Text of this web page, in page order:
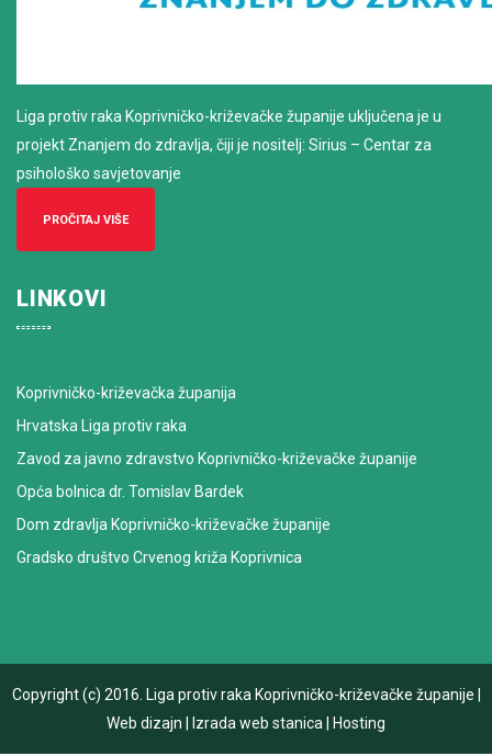
Liga protiv raka Koprivničko-križevačke županije uključena je u
projekt Znanjem do zdravlja, čiji je nositelj: Sirius – Centar za
psihološko savjetovanje
PROČITAJ VIŠE
LINKOVI
Koprivničko-križevačka županija
Hrvatska Liga protiv raka
Zavod za javno zdravstvo Koprivničko-križevačke županije
Opća bolnica dr. Tomislav Bardek
Dom zdravlja Koprivničko-križevačke županije
Gradsko društvo Crvenog križa Koprivnica
Copyright (c) 2016. Liga protiv raka Koprivničko-križevačke županije
Web dizajn
Izrada web stanica Hosting